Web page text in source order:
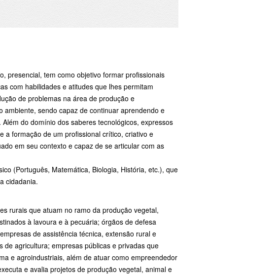
presencial, tem como objetivo formar profissionais
com habilidades e atitudes que lhes permitam
de problemas na área de produção e
sendo capaz de continuar aprendendo e
do domínio dos saberes tecnológicos, expressos
a formação de um profissional crítico, criativo e
em seu contexto e capaz de se articular com as
(Português, Matemática, Biologia, História, etc.), que
cidadania.
rurais que atuam no ramo da produção vegetal,
à lavoura e à pecuária; órgãos de defesa
de assistência técnica, extensão rural e
agricultura; empresas públicas e privadas que
e agroindustriais, além de atuar como empreendedor
e avalia projetos de produção vegetal, animal e